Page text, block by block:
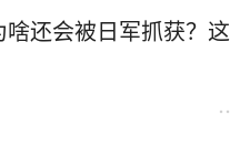
还会被日军抓获？这